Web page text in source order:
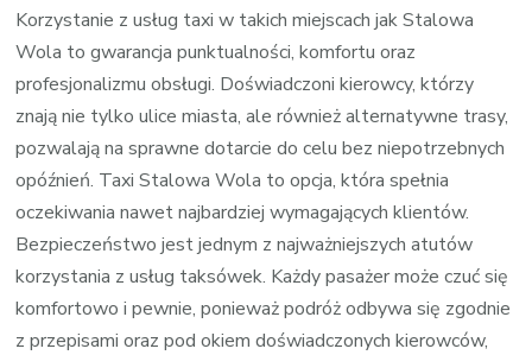
Korzystanie z usług taxi w takich miejscach jak Stalowa
Wola to gwarancja punktualności, komfortu oraz
profesjonalizmu obsługi. Doświadczoni kierowcy, którzy
znają nie tylko ulice miasta, ale również alternatywne trasy,
pozwalają na sprawne dotarcie do celu bez niepotrzebnych
opóźnień. Taxi Stalowa Wola to opcja, która spełnia
oczekiwania nawet najbardziej wymagających klientów.
Bezpieczeństwo jest jednym z najważniejszych atutów
korzystania z usług taksówek. Każdy pasażer może czuć się
komfortowo i pewnie, ponieważ podróż odbywa się zgodnie
z przepisami oraz pod okiem doświadczonych kierowców,